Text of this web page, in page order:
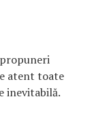
atent toate
inevitabilă.